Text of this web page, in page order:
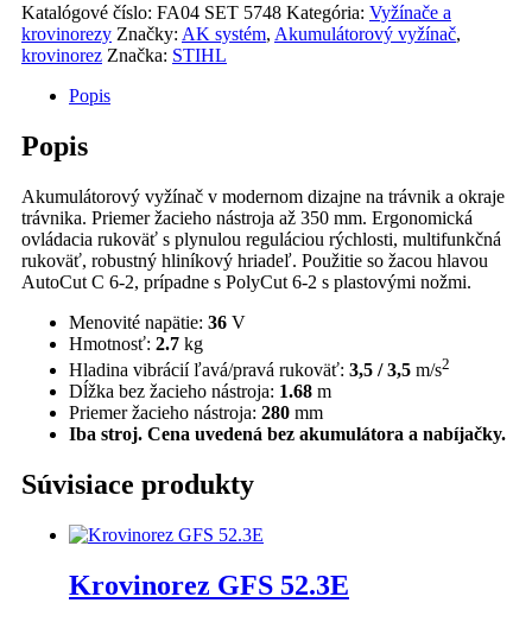
Katalógové číslo: FA04 SET 5748 Kategória: Vyžínače a
krovinorezy Značky: AK systém, Akumulátorový vyžínač,
krovinorez Značka: STIHL
Popis
Popis
Akumulátorový vyžínač v modernom dizajne na trávnik a okraje
trávnika. Priemer žacieho nástroja až 350 mm. Ergonomická
ovládacia rukoväť s plynulou reguláciou rýchlosti, multifunkčná
rukoväť, robustný hliníkový hriadeľ. Použitie so žacou hlavou
AutoCut C 6-2, prípadne s PolyCut 6-2 s plastovými nožmi.
Menovité napätie: 36 V
Hmotnosť: 2.7 kg
Hladina vibrácií ľavá/pravá rukoväť: 3,5 / 3,5 m/s2
Dĺžka bez žacieho nástroja: 1.68 m
Priemer žacieho nástroja: 280 mm
Iba stroj. Cena uvedená bez akumulátora a nabíjačky.
Súvisiace produkty
Krovinorez GFS 52.3E